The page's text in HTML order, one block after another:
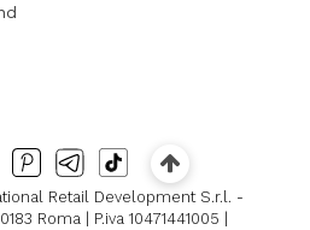
Retail Development S.r.l. -
Roma | P.iva 10471441005 |